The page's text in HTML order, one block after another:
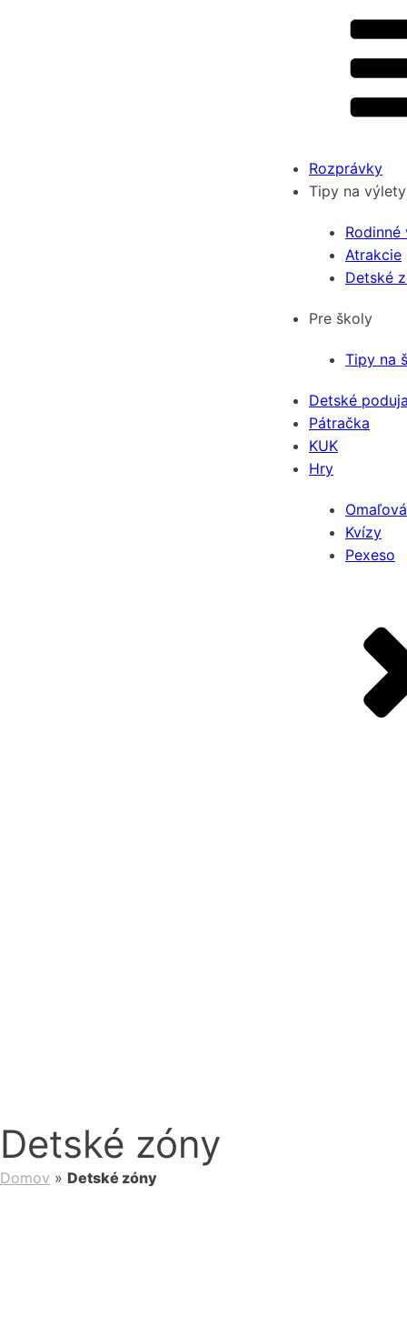
Rozprávky
Tipy na výlety
Atrakcie
Detské
Pre školy
Tipy na
Detské
Pátračka
KUK
Hry
Kvízy
Pexeso
Detské zóny
Domov » Detské zóny